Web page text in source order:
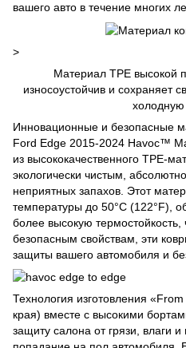
вашего авто в течение многих
>
Материал TPE высокой
износоустойчив и сохраняет
холодную
Инновационные и безопасные
Ford Edge 2015-2024 Havoc™
из высококачественного TPE-
экологически чистым,
неприятных запахов. Этот
температуры до 50°C (122°F),
более высокую
безопасным свойствам, эти
защиты вашего автомобиля и
Технология изготовления
края) вместе с высокими
защиту салона от грязи, влаги